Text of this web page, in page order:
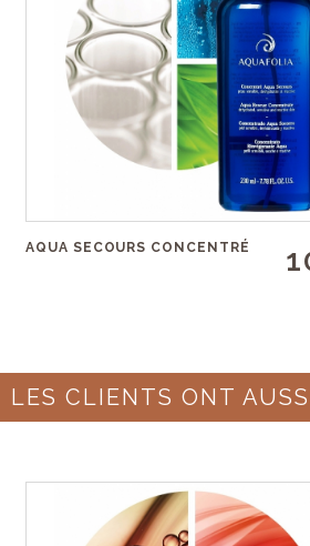
AQUA SECOURS CONCENTRÉ
LES CLIENTS ONT